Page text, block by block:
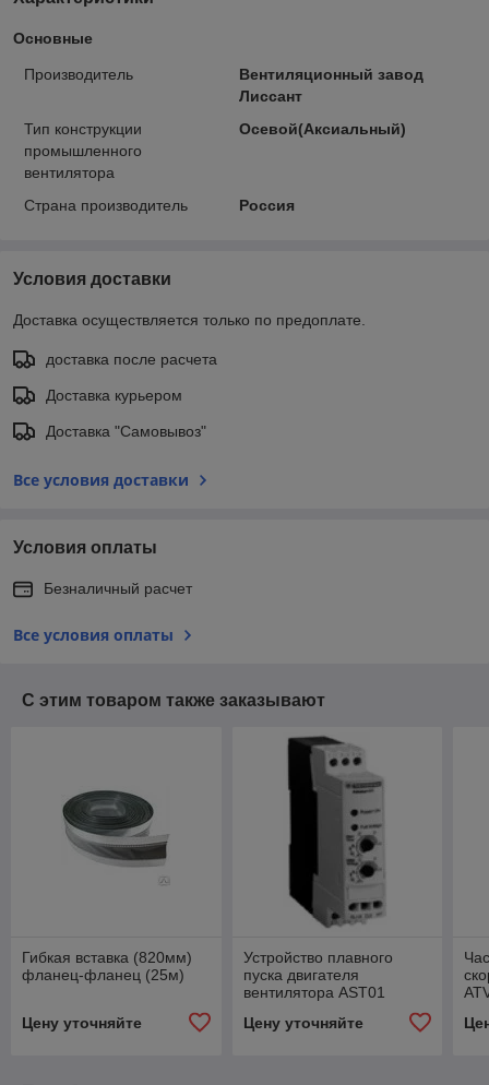
Основные
Производитель
Вентиляционный завод
Лиссант
Тип конструкции
промышленного
вентилятора
Осевой(Аксиальный)
Страна производитель Россия
Условия доставки
Доставка осуществляется только по предоплате.
доставка после расчета
Доставка курьером
Доставка "Самовывоз"
Все условия доставки
Условия оплаты
Безналичный расчет
Все условия оплаты
С этим товаром также заказывают
Гибкая вставка (820мм)
фланец-фланец (25м)
Цену уточняйте
Устройство плавного
пуска двигателя
вентилятора AST01
Цену уточняйте